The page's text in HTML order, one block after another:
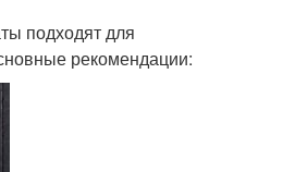
подходят для
рекомендации: